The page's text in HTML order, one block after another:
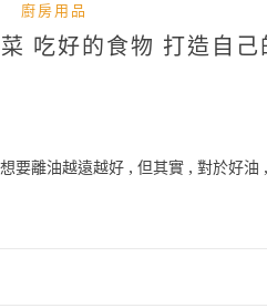
廚房用品
吃好的食物 打造自己
要離油越遠越好 , 但其實 , 對於好油